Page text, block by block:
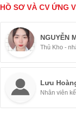
HỒ SƠ VÀ CV ỨNG
NGUYỄN
Thủ Kho -
Lưu
Nhân viên